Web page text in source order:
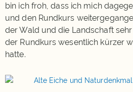
bin ich froh, dass ich mich
und den Rundkurs
der Wald und die Landschaft
der Rundkurs wesentlich kürzer
hatte.